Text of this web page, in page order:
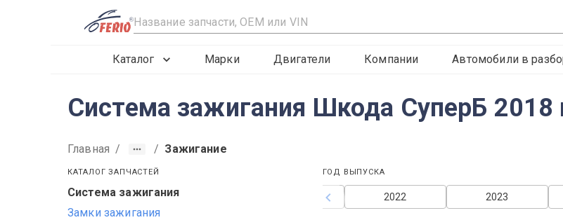
R
Каталог Марки Двигатели Компании Автомобили в
Система зажигания Шкода СуперБ 2018
Главная / / Зажигание
КАТАЛОГ ЗАПЧАСТЕЙ
Система зажигания
Замки зажигания
ГОД ВЫПУСКА
2023
2022
2019